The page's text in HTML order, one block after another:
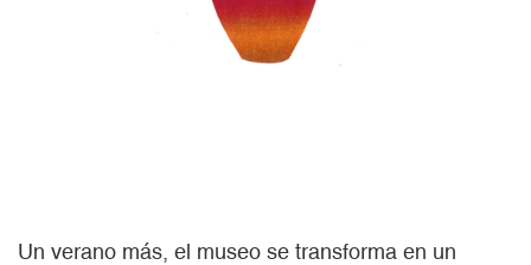
Un verano más, el museo se transforma en un